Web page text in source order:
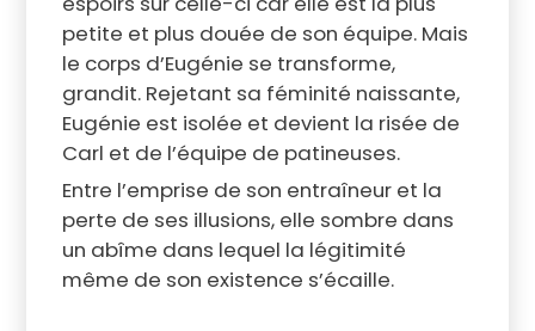
petite et plus douée de son équipe. Mais
le corps d’Eugénie se transforme,
grandit. Rejetant sa féminité naissante,
Eugénie est isolée et devient la risée de
Carl et de l’équipe de patineuses.
Entre l’emprise de son entraîneur et la
perte de ses illusions, elle sombre dans
un abîme dans lequel la légitimité
même de son existence s’écaille.